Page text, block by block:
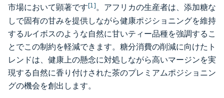
市場において顕著です[1]。アフリカの生産者は、添加糖な
しで固有の甘みを提供しながら健康ポジショニングを維持
するルイボスのような自然に甘いティー品種を強調するこ
とでこの制約を軽減できます。糖分消費の削減に向けたト
レンドは、健康上の懸念に対処しながら高いマージンを実
現する自然に香り付けされた茶のプレミアムポジショニン
グの機会を創出します。